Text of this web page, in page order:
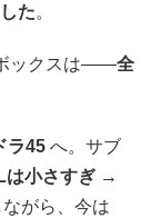
た。
ックスは——全
ラ45 へ。サブ
は小さすぎ →
がら、今は